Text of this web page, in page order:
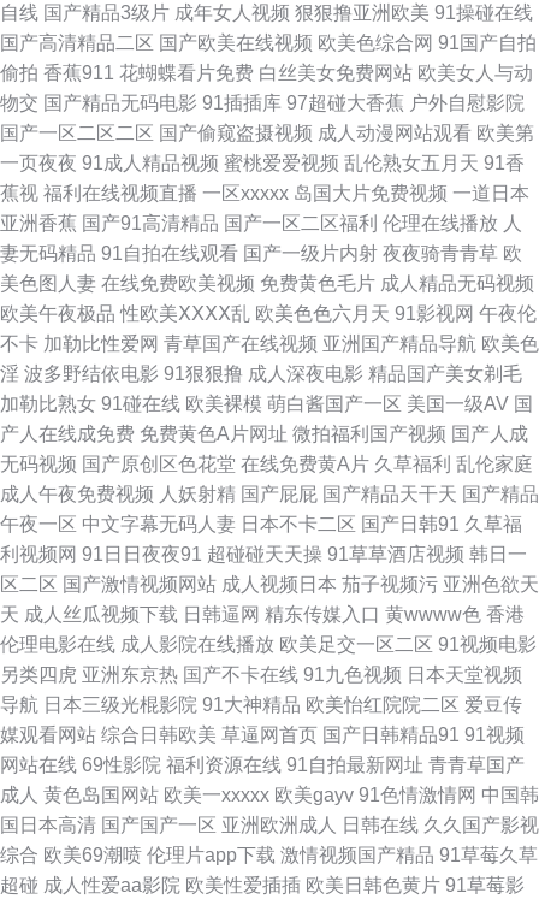
欧美丝袜足交 日本激情自拍 日韩免费一级 色色的天堂 微拍福利一二区 午夜
无码影院 亚洲国产黄色精品 3级A毛片 99超碰草 青青草操逼视频 香蕉视频
免费观看 在线超碰 91tv 91超碰色情 91双飞在线 97欧美超碰在线 a级日韩色
电影 菠萝av在现款看 成人Aⅴ视频 豆花91 国产精品成品人品 国产四区自拍
国产在线观看亚毛 黑人黄色网 激情va 极品偷拍网 蜜芽91中出 欧美岛国性爱
日日撸日日操 午夜欧美剧场 伊人91福利 51视频入口 91色摸鱼 AV黄色在线
操逼视频软件 超碰人妻人人操 国产在线92 黄色A片网址 六月天AV 欧美人妖
出精汇编 色亭亭性爱网 天堂Av电影官网 伪娘AV天堂 在线播放成人网站 91
次元网 91网址在线免费 97资源国产站 国产TS一区 激情五月花婷婷 老司机
性交网 男人午夜影院 欧美性交DVD 日本香蕉网 日韩性爱网址 伊人伊思7 91
干逼网 亚洲丝袜天堂在线 都市激激情 欧美肏屄视频 午夜插逼网址网站 人妖
AV综合网 午夜三级A 亚洲天堂色网站 91偷拍超碰 草草网天堂 成人AV线上看
国产在线欧 精品综合国浮 男人天堂狠狠操 日本黄页视频 少妇超碰在线播放
性爱网欧美日日色 91精品资源 97超碰超碰在线 变态伪娘自慰 岛国午夜av
国产第一页在线 另类综合小图i 青草午夜影院 日韩熟女视频 午夜福利AV网站
自线 国产精品3级片 成年女人视频 狠狠撸亚洲欧美 91操碰在线
国产高清精品二区 国产欧美在线视频 欧美色综合网 91国产自拍
偷拍 香蕉911 花蝴蝶看片免费 白丝美女免费网站 欧美女人与动
物交 国产精品无码电影 91插插库 97超碰大香蕉 户外自慰影院
国产一区二区二区 国产偷窥盗摄视频 成人动漫网站观看 欧美第
一页夜夜 91成人精品视频 蜜桃爱爱视频 乱伦熟女五月天 91香
蕉视 福利在线视频直播 一区xxxxx 岛国大片免费视频 一道日本
亚洲香蕉 国产91高清精品 国产一区二区福利 伦理在线播放 人
妻无码精品 91自拍在线观看 国产一级片内射 夜夜骑青青草 欧
美色图人妻 在线免费欧美视频 免费黄色毛片 成人精品无码视频
欧美午夜极品 性欧美ⅩⅩⅩⅩ乱 欧美色色六月天 91影视网 午夜伦
不卡 加勒比性爱网 青草国产在线视频 亚洲国产精品导航 欧美色
淫 波多野结依电影 91狠狠撸 成人深夜电影 精品国产美女剃毛
加勒比熟女 91碰在线 欧美裸模 萌白酱国产一区 美国一级AV 国
产人在线成免费 免费黄色A片网址 微拍福利国产视频 国产人成
无码视频 国产原创区色花堂 在线免费黄A片 久草福利 乱伦家庭
成人午夜免费视频 人妖射精 国产屁屁 国产精品天干天 国产精品
午夜一区 中文字幕无码人妻 日本不卡二区 国产日韩91 久草福
利视频网 91日日夜夜91 超碰碰天天操 91草草酒店视频 韩日一
区二区 国产激情视频网站 成人视频日本 茄子视频污 亚洲色欲天
天 成人丝瓜视频下载 日韩逼网 精东传媒入口 黄wwww色 香港
伦理电影在线 成人影院在线播放 欧美足交一区二区 91视频电影
另类四虎 亚洲东京热 国产不卡在线 91九色视频 日本天堂视频
导航 日本三级光棍影院 91大神精品 欧美怡红院院二区 爱豆传
媒观看网站 综合日韩欧美 草逼网首页 国产日韩精品91 91视频
网站在线 69性影院 福利资源在线 91自拍最新网址 青青草国产
成人 黄色岛国网站 欧美一xxxxx 欧美gayv 91色情激情网 中国韩
国日本高清 国产国产一区 亚洲欧洲成人 日韩在线 久久国产影视
综合 欧美69潮喷 伦理片app下载 激情视频国产精品 91草莓久草
超碰 成人性爱aa影院 欧美性爱插插 欧美日韩色黄片 91草莓影